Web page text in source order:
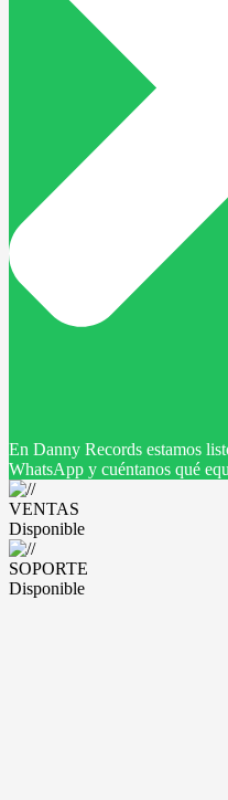
En Danny Records estamos
WhatsApp y cuéntanos qué
VENTAS
Disponible
SOPORTE
Disponible